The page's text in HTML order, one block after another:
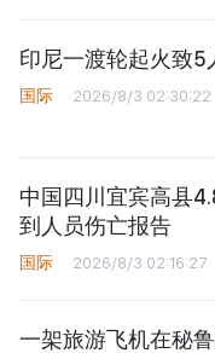
印尼一渡轮起火致5
国际 2026/8/3 02:30:22
中国四川宜宾高县
到人员伤亡报告
国际 2026/8/3 02:16:27
一架旅游飞机在秘